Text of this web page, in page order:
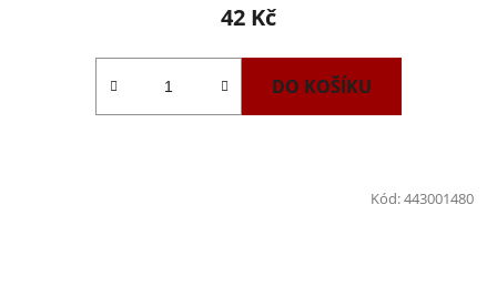
42 Kč
DO KOŠÍKU
Kód:443001480